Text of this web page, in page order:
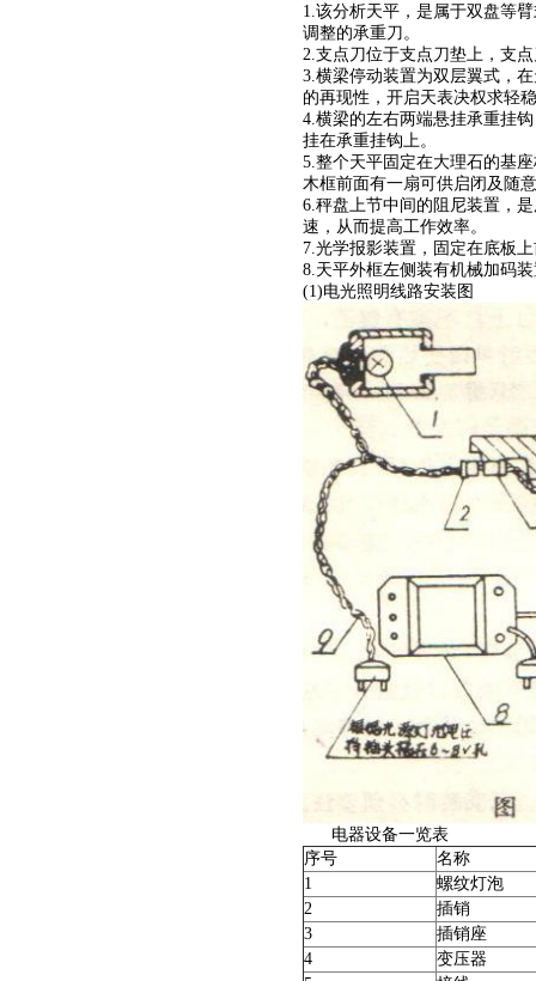
1.该分析天平，是属于双盘等
调整的承重刀。
2.支点刀位于支点刀垫上，支
3.横梁停动装置为双层翼式，
的再现性，开启天表决权求轻
4.横梁的左右两端悬挂承重挂
挂在承重挂钩上。
5.整个天平固定在大理石的基
木框前面有一扇可供启闭及随
6.秤盘上节中间的阻尼装置，
速，从而提高工作效率。
7.光学报影装置，固定在底板
8.天平外框左侧装有机械加码
(1)电光照明线路安装图
电器设备一览表
序号
名称
1
螺纹灯泡
2
插销
3
插销座
4
变压器